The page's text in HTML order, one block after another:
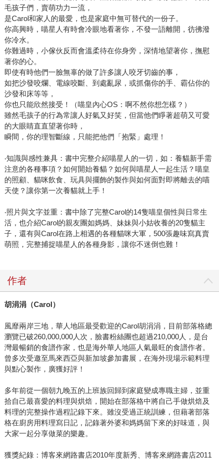
毛孩子們，賣萌功力一流，
是Carol和家人的最愛，也是家庭中無可替代的一份子。
你高興時，喵星人有時會冷眼地看著你，不發一語離開，彷彿潑
你冷水。
你難過時，小傢伙反而會溫柔待在你身旁，深情地望著你，撫慰
著你的心。
即使有時他們一臉無辜的做了許多讓人咬牙切齒的事，
如把沙發咬爛、電線咬斷、到處亂尿，或抓傷你的手、霸佔你的
沙發和床等等，
你也只能欣然接受！（喵皇內心OS：啊不然你想怎樣？）
雖然毛孩子的行為常讓人好氣又好笑，但當他們睜著超萌又可愛
的大眼睛直直望著你時，
瞬間，你的理智斷線，只能把他們「抱緊」處理！
‧知識與感性兼具：書中完整介紹喵星人的一切，如：養貓新手需
注意的各種事項？如何開始養貓？如何與喵星人一起生活？喵皇
的照顧、貓咪飲食、玩具與擺飾的製作與如何面對即將離去的喵
天使？讓你第一次養貓就上手！
‧照片與文字並重：書中除了完整Carol的14隻喵皇個性與日常生
活，也介紹Carol的親友團如媽媽、妹妹與小姑收養的20隻貓主
子，還有與Carol在路上相遇的各種貓咪大軍，500張趣味寫真賣
萌照，完整捕捉喵星人的各種身影，讓你不迷倒也難！
作者
胡涓涓（Carol）
風靡兩岸三地，華人地區最受歡迎的Carol胡涓涓，目前部落格總
瀏覽已破260,000,000人次，臉書粉絲團也超過210,000人，是台
灣最暢銷的食譜作家，也是海外華人地區人氣最旺的食譜作者。
曾多次受邀至馬來西亞與新加坡參加書展，在海外現場示範料理
與點心製作，廣獲好評！
多年前從一個朝九晚五的上班族回歸到家庭變成專職主婦，並重
拾自己最喜愛的料理與烘焙，開始在部落格中將自己手做烘焙及
料理的完整操作過程記錄下來。雖沒受過正統訓練，但藉著部落
格在廚房用料理寫日記，記錄著外婆和媽媽留下來的好味道，與
大家一起分享做菜的樂趣。
獲獎紀錄：博客來網路書店2010年度新秀、博客來網路書店2011